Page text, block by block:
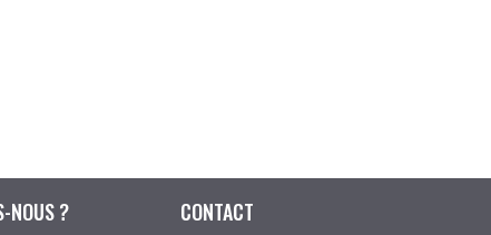
NOUS ? CONTACT